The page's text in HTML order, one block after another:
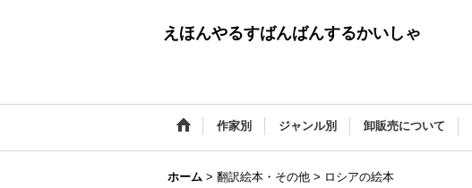
えほんやるすばんばんするかいしゃ
作家別 ジャンル別 卸販売について
ホーム > 翻訳絵本・その他 > ロシアの絵本